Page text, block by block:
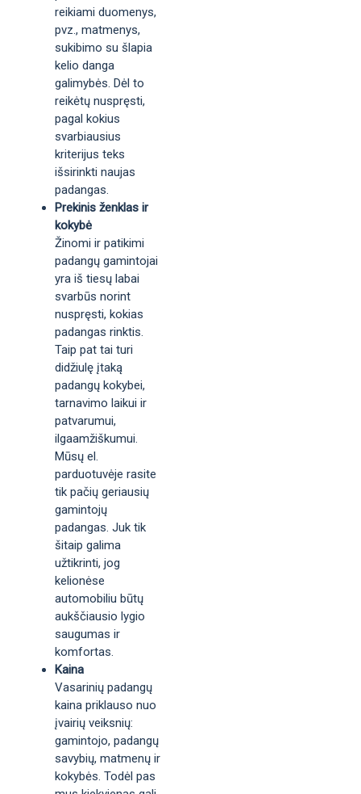
reikiami duomenys,
pvz., matmenys,
sukibimo su šlapia
kelio danga
galimybės. Dėl to
reikėtų nuspręsti,
pagal kokius
svarbiausius
kriterijus teks
išsirinkti naujas
padangas.
Prekinis ženklas ir
kokybė
Žinomi ir patikimi
padangų gamintojai
yra iš tiesų labai
svarbūs norint
nuspręsti, kokias
padangas rinktis.
Taip pat tai turi
didžiulę įtaką
padangų kokybei,
tarnavimo laikui ir
patvarumui,
ilgaamžiškumui.
Mūsų el.
parduotuvėje rasite
tik pačių geriausių
gamintojų
padangas. Juk tik
šitaip galima
užtikrinti, jog
kelionėse
automobiliu būtų
aukščiausio lygio
saugumas ir
komfortas.
Kaina
Vasarinių padangų
kaina priklauso nuo
įvairių veiksnių:
gamintojo, padangų
savybių, matmenų ir
kokybės. Todėl pas